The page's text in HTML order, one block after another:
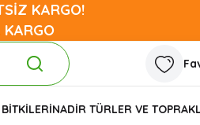
KARGO!
KARGO
NADİR TÜRLER VE